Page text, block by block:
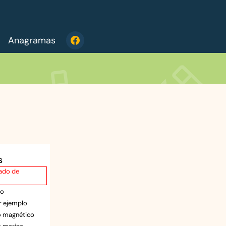
Anagramas
de
ejemplo
magnético